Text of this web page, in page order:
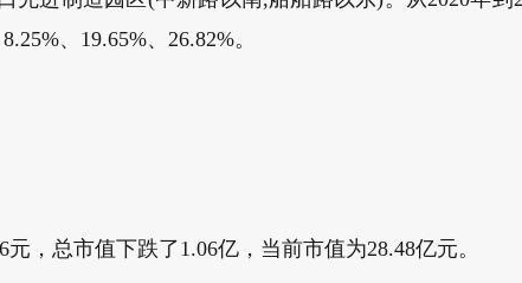
、19.65%、26.82%。
总市值下跌了1.06亿，当前市值为28.48亿元。